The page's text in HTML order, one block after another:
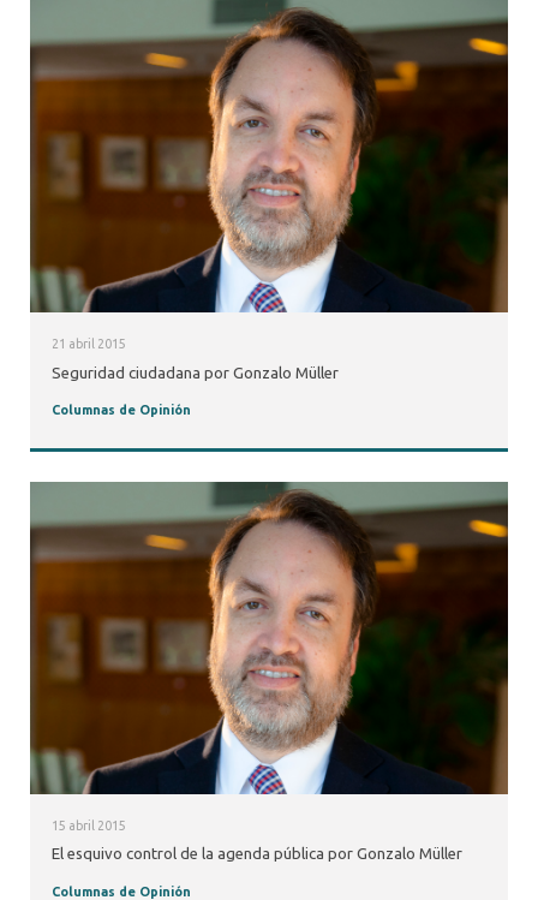
21 abril 2015
Seguridad ciudadana por Gonzalo Müller
Columnas de Opinión
15 abril 2015
El esquivo control de la agenda pública por Gonzalo Müller
Columnas de Opinión